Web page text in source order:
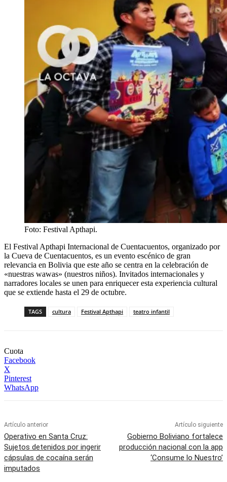
Foto: Festival Apthapi.
El Festival Apthapi Internacional de Cuentacuentos, organizado por
la Cueva de Cuentacuentos, es un evento escénico de gran
relevancia en Bolivia que este año se centra en la celebración de
«nuestras wawas» (nuestros niños). Invitados internacionales y
narradores locales se unen para enriquecer esta experiencia cultural
que se extiende hasta el 29 de octubre.
TAGS cultura Festival Apthapi teatro infantil
Cuota
Facebook
X
Pinterest
WhatsApp
Artículo anterior
Operativo en Santa Cruz:
Sujetos detenidos por ingerir
cápsulas de cocaína serán
imputados
Artículo siguiente
Gobierno Boliviano fortalece
producción nacional con la app
‘Consume lo Nuestro’